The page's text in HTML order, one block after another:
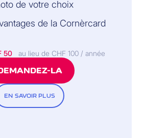
de votre choix
de la Cornèrcard
50 au lieu de CHF 100 / année
LA
EN SAVOIR PLUS